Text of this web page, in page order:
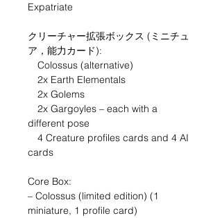
Expatriate
クリーチャー拡張ボックス (ミニチュ
ア，能力カード):
Colossus (alternative)
2x Earth Elementals
2x Golems
2x Gargoyles – each with a
different pose
4 Creature profiles cards and 4 AI
cards
Core Box:
– Colossus (limited edition) (1
miniature, 1 profile card)